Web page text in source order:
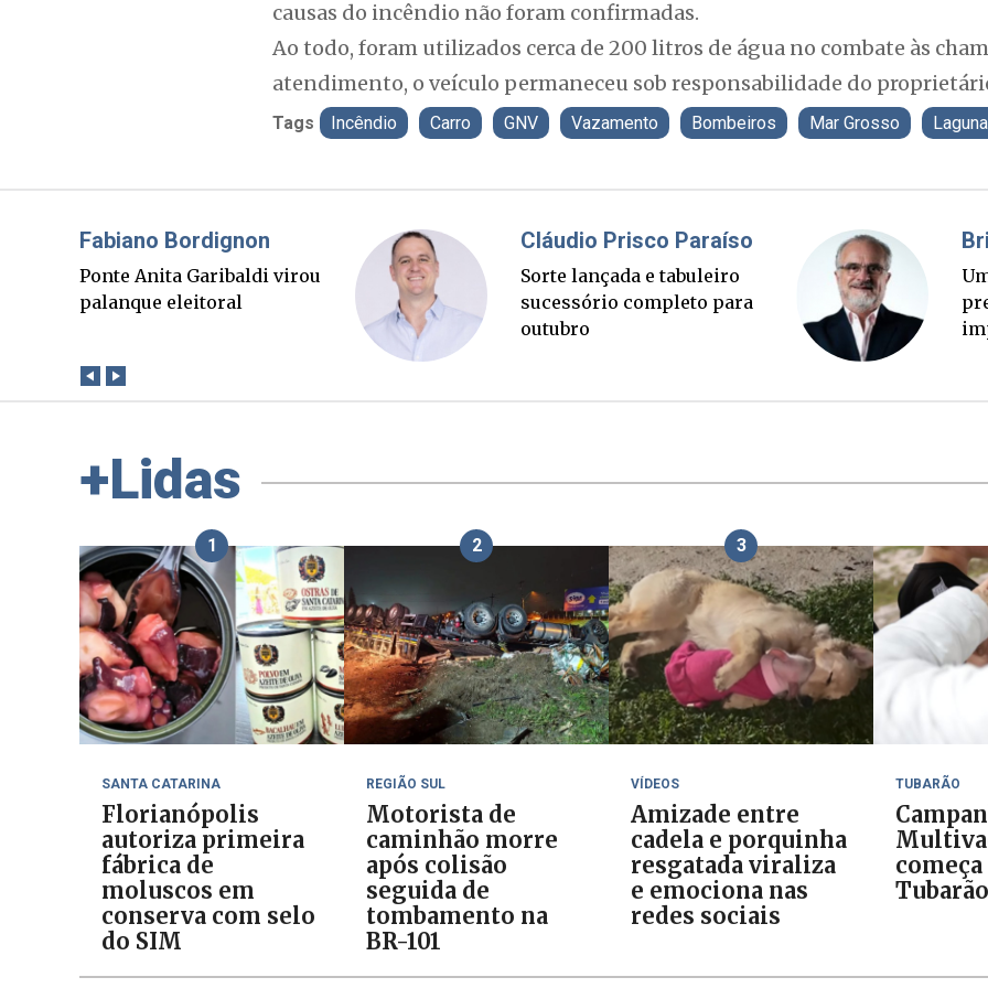
causas do incêndio não foram confirmadas.
Ao todo, foram utilizados cerca de 200 litros de água no combate às
atendimento, o veículo permaneceu sob responsabilidade do
Tags Incêndio Carro GNV Vazamento Bombeiros Mar Grosso Laguna
Misael Elias
O Boato corre mais rápido
que a verdade. Mas quem
Fabiano Bordignon
Ponte Anita Garibaldi virou
palanque eleitoral
+Lidas
1
SANTA CATARINA
Florianópolis
autoriza primeira
fábrica de
moluscos em
conserva com selo
do SIM
2
REGIÃO SUL
Motorista de
caminhão morre
após colisão
seguida de
tombamento na
BR-101
3
VÍDEOS
Amizade entre
cadela e porquinha
resgatada viraliza
e emociona nas
redes sociais
TUBARÃO
começa
Tubarão